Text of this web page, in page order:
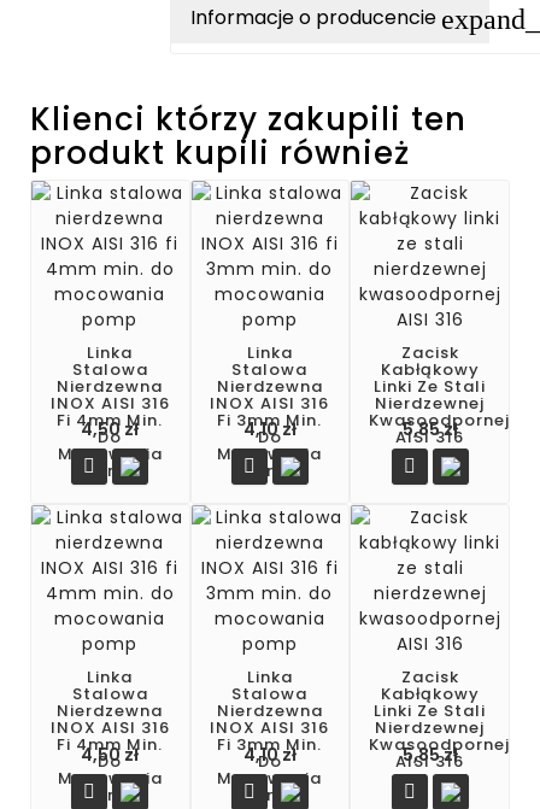
Informacje o producencie
Klienci którzy zakupili ten
produkt kupili również
Linka
Stalowa
Nierdzewna
INOX AISI 316
Fi 4mm Min.
Do
Mocowania
Pomp
4,50 zł

Linka
Stalowa
Nierdzewna
INOX AISI 316
Fi 4mm Min.
Do
Mocowania
Pomp
4,50 złCena

Linka
Stalowa
Nierdzewna
INOX AISI 316
Fi 3mm Min.
Do
Mocowania
Pomp
4,10 zł

Linka
Stalowa
Nierdzewna
INOX AISI 316
Fi 3mm Min.
Do
Mocowania
Pomp
4,10 złCena

Zacisk
Kabłąkowy
Linki Ze Stali
Nierdzewnej
Kwasoodpornej
AISI 316
5,85 zł

Zacisk
Kabłąkowy
Linki Ze Stali
Nierdzewnej
Kwasoodpornej
AISI 316
5,85 złCena
